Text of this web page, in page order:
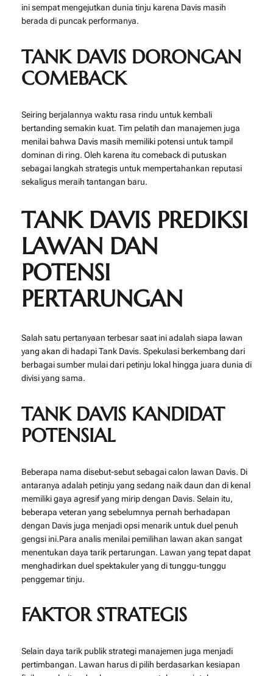
ini sempat mengejutkan dunia tinju karena Davis masih
berada di puncak performanya.
TANK DAVIS DORONGAN
COMEBACK
Seiring berjalannya waktu rasa rindu untuk kembali
bertanding semakin kuat. Tim pelatih dan manajemen juga
menilai bahwa Davis masih memiliki potensi untuk tampil
dominan di ring. Oleh karena itu comeback di putuskan
sebagai langkah strategis untuk mempertahankan reputasi
sekaligus meraih tantangan baru.
TANK DAVIS PREDIKSI
LAWAN DAN
POTENSI
PERTARUNGAN
Salah satu pertanyaan terbesar saat ini adalah siapa lawan
yang akan di hadapi Tank Davis. Spekulasi berkembang dari
berbagai sumber mulai dari petinju lokal hingga juara dunia di
divisi yang sama.
TANK DAVIS KANDIDAT
POTENSIAL
Beberapa nama disebut-sebut sebagai calon lawan Davis. Di
antaranya adalah petinju yang sedang naik daun dan di kenal
memiliki gaya agresif yang mirip dengan Davis. Selain itu,
beberapa veteran yang sebelumnya pernah berhadapan
dengan Davis juga menjadi opsi menarik untuk duel penuh
gengsi ini.Para analis menilai pemilihan lawan akan sangat
menentukan daya tarik pertarungan. Lawan yang tepat dapat
menghadirkan duel spektakuler yang di tunggu-tunggu
penggemar tinju.
FAKTOR STRATEGIS
Selain daya tarik publik strategi manajemen juga menjadi
pertimbangan. Lawan harus di pilih berdasarkan kesiapan